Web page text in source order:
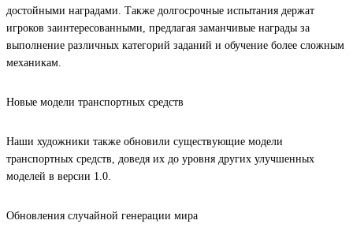
достойными наградами. Также долгосрочные испытания держат
игроков заинтересованными, предлагая заманчивые награды за
выполнение различных категорий заданий и обучение более сложным
механикам.
Новые модели транспортных средств
Наши художники также обновили существующие модели
транспортных средств, доведя их до уровня других улучшенных
моделей в версии 1.0.
Обновления случайной генерации мира